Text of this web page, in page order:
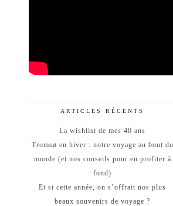
ARTICLES RÉCENTS
La wishlist de mes 40 ans
Tromsø en hiver : notre voyage au bout du
monde (et nos conseils pour en profiter à
fond)
Et si cette année, on s’offrait nos plus
beaux souvenirs de voyage ?